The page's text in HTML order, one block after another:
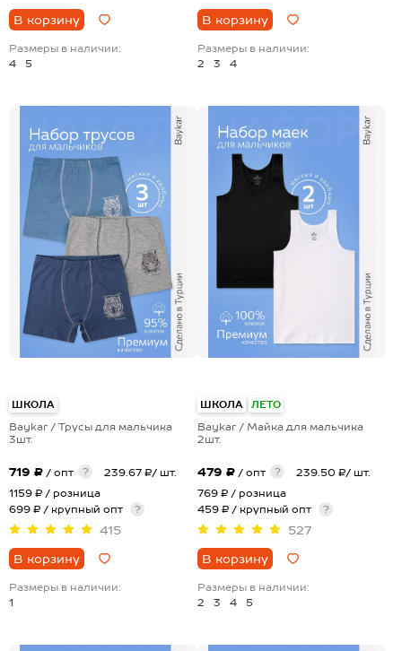
В корзину
Размеры в наличии:
4
5
В корзину
Размеры в наличии:
2
3 4
ШКОЛА
Baykar / Трусы для мальчика
3шт.
719 ₽ / опт ?
239.67 ₽/ шт.
1159 ₽ / розница
699 ₽ / крупный опт
?
415
В корзину
Размеры в наличии:
1
ШКОЛА ЛЕТО
Baykar / Майка для мальчика
2шт.
479 ₽ / опт ?
239.50 ₽/ шт.
769 ₽ / розница
459 ₽ / крупный опт
?
527
В корзину
Размеры в наличии:
2
3 4 5